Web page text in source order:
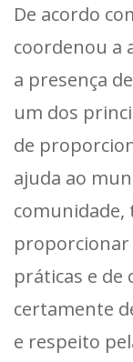
De acordo
coordenou a
a presença
um dos
de
ajuda ao
comunidade,
proporcionar
práticas e de
certamente
e respeito